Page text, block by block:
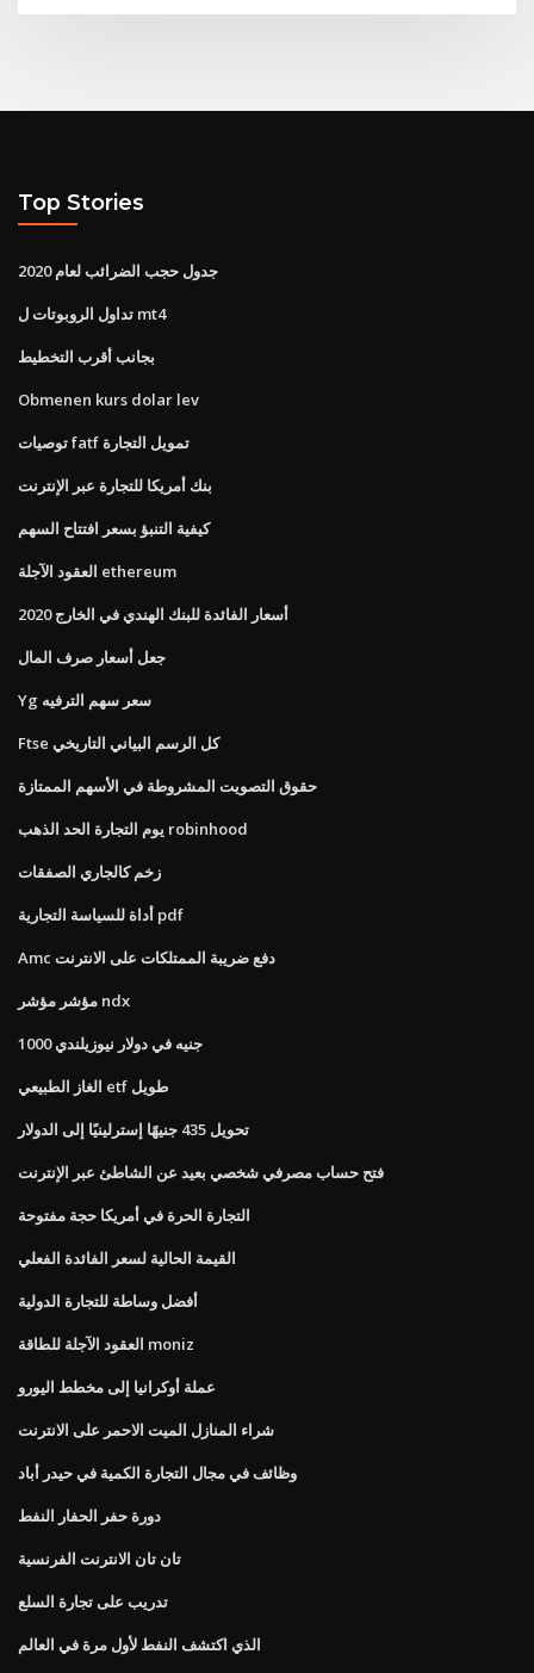
Top Stories
جدول حجب الضرائب لعام 2020
تداول الروبوتات ل mt4
بجانب أقرب التخطيط
Obmenen kurs dolar lev
توصيات fatf تمويل التجارة
بنك أمريكا للتجارة عبر الإنترنت
كيفية التنبؤ بسعر افتتاح السهم
العقود الآجلة ethereum
أسعار الفائدة للبنك الهندي في الخارج 2020
جعل أسعار صرف المال
Yg سعر سهم الترفيه
Ftse كل الرسم البياني التاريخي
حقوق التصويت المشروطة في الأسهم الممتازة
يوم التجارة الحد الذهب robinhood
زخم كالجاري الصفقات
أداة للسياسة التجارية pdf
Amc دفع ضريبة الممتلكات على الانترنت
مؤشر مؤشر ndx
1000 جنيه في دولار نيوزيلندي
الغاز الطبيعي etf طويل
تحويل 435 جنيهًا إسترلينيًا إلى الدولار
فتح حساب مصرفي شخصي بعيد عن الشاطئ عبر الإنترنت
التجارة الحرة في أمريكا حجة مفتوحة
القيمة الحالية لسعر الفائدة الفعلي
أفضل وساطة للتجارة الدولية
العقود الآجلة للطاقة moniz
عملة أوكرانيا إلى مخطط اليورو
شراء المنازل الميت الاحمر على الانترنت
وظائف في مجال التجارة الكمية في حيدر أباد
دورة حفر الحفار النفط
تان تان الانترنت الفرنسية
تدريب على تجارة السلع
الذي اكتشف النفط لأول مرة في العالم